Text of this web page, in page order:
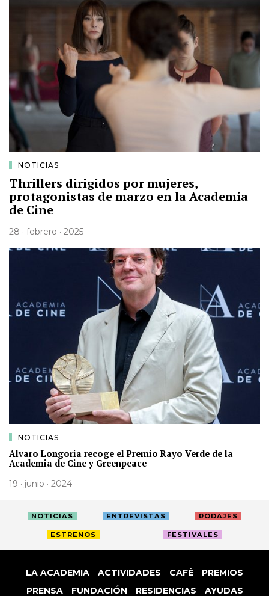
NOTICIAS
Thrillers dirigidos por mujeres,
protagonistas de marzo en la Academia
de Cine
28 · febrero · 2025
NOTICIAS
Alvaro Longoria recoge el Premio Rayo Verde de la
Academia de Cine y Greenpeace
19 · junio · 2024
NOTICIAS ENTREVISTAS RODAJES
ESTRENOS FESTIVALES
LA ACADEMIA ACTIVIDADES CAFÉ
PREMIOS
PRENSA
FUNDACIÓN RESIDENCIAS AYUDAS